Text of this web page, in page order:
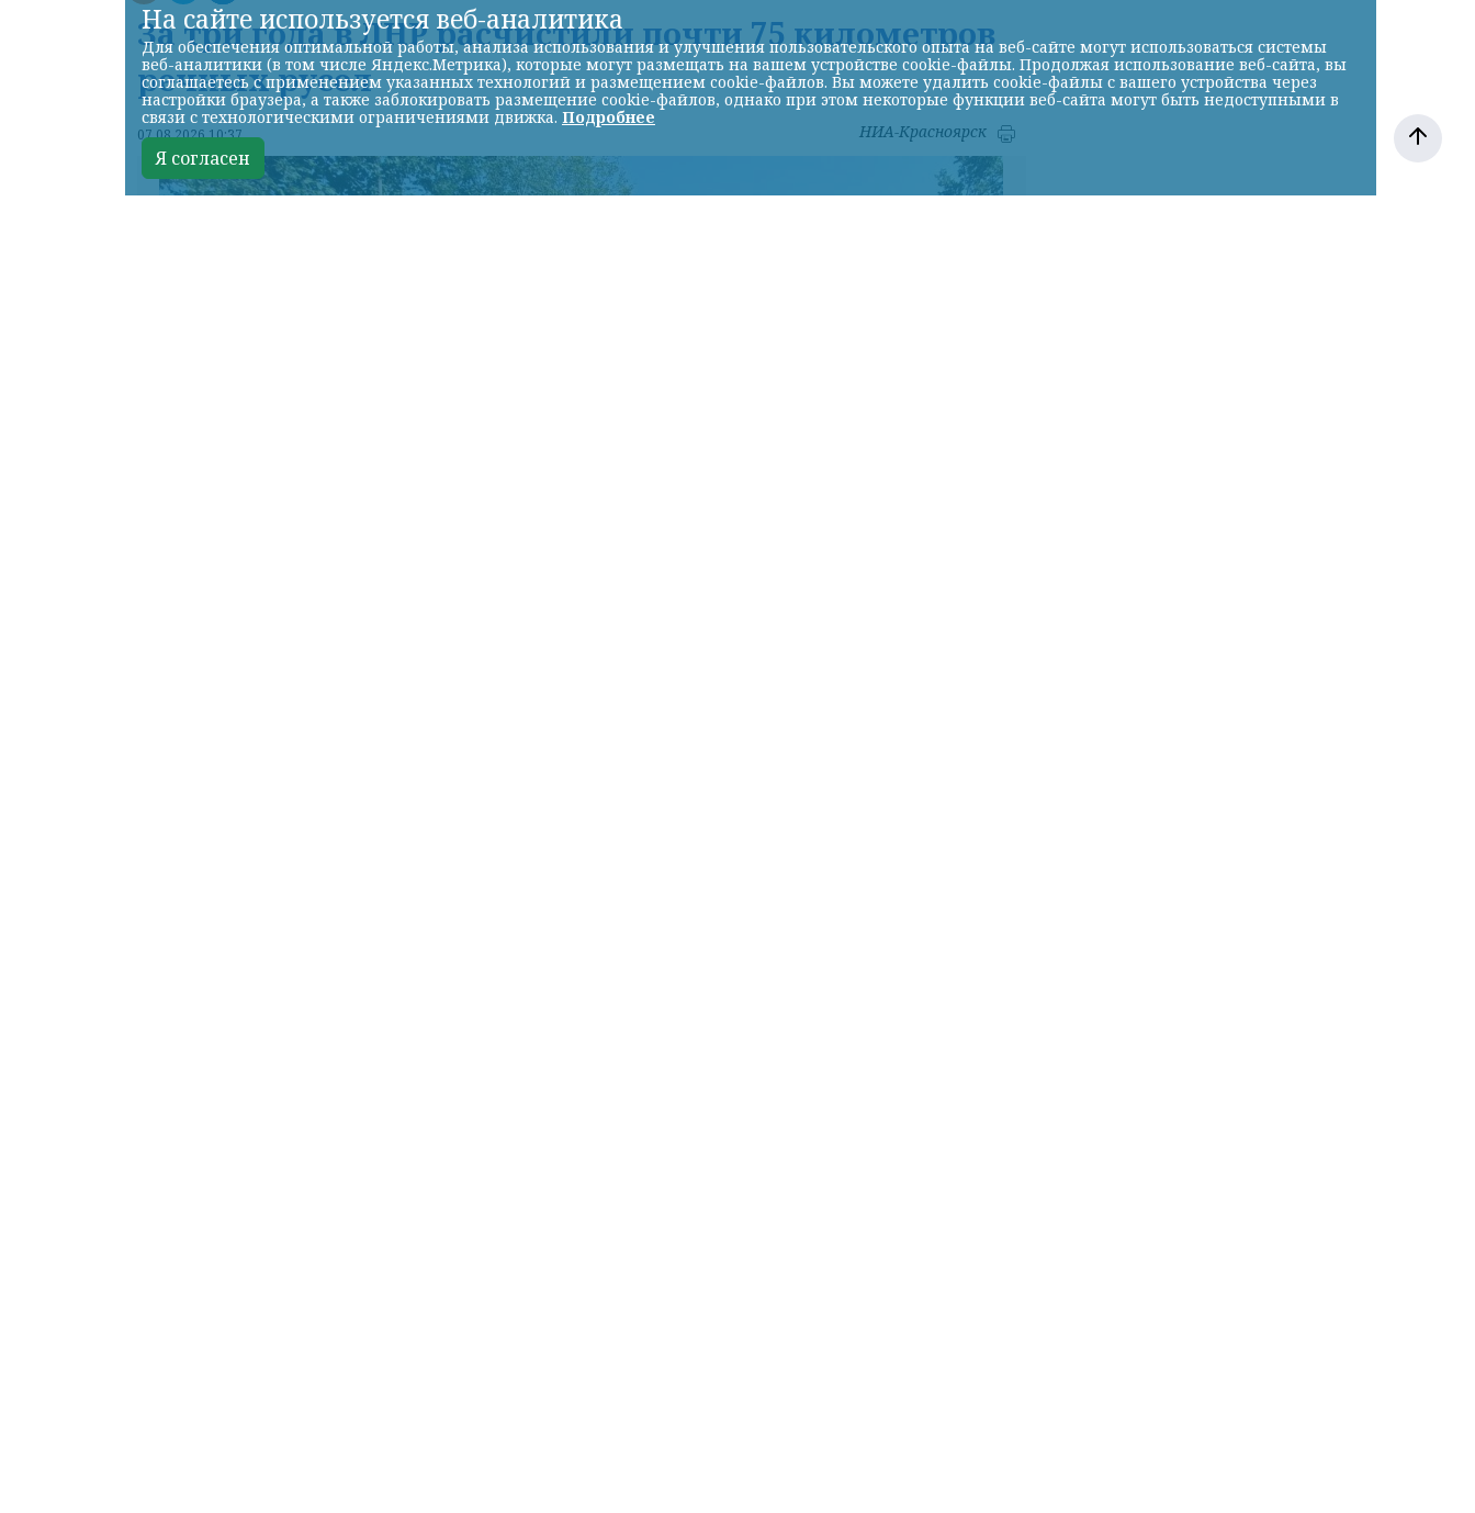
За три года в ЛНР расчистили почти 75 километров
речных русел
07.08.2026 10:37 НИА-Красноярск
На сайте используется веб-аналитика
Для обеспечения оптимальной работы, анализа использования и улучшения пользовательского опыта на веб-сайте могут использоваться системы
веб-аналитики (в том числе Яндекс.Метрика), которые могут размещать на вашем устройстве cookie-файлы. Продолжая использование веб-сайта, вы
соглашаетесь с применением указанных технологий и размещением cookie-файлов. Вы можете удалить cookie-файлы с вашего устройства через
настройки браузера, а также заблокировать размещение cookie-файлов, однако при этом некоторые функции веб-сайта могут быть недоступными в
связи с технологическими ограничениями движка. Подробнее
Я согласен